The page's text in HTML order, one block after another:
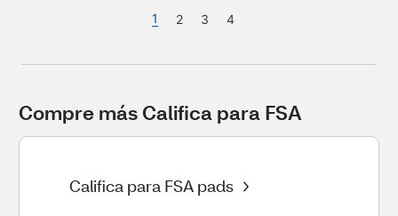
1 2 3 4
Compre más Califica para FSA
Califica para FSA pads